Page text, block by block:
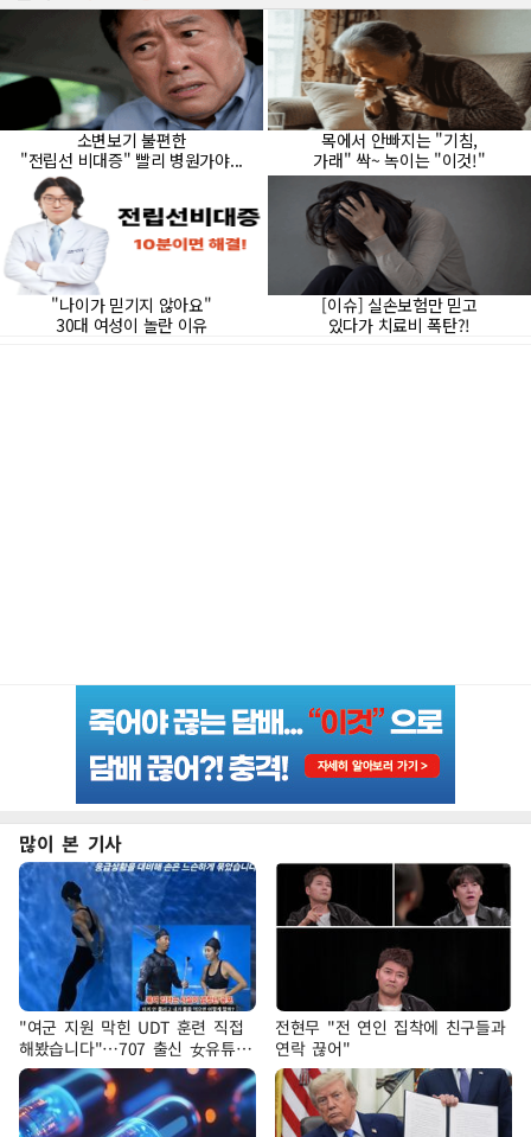
많이 본 기사
"여군 지원 막힌 UDT 훈련 직접
해봤습니다"…707 출신 女유튜버
'완벽 소화'
전현무 "전 연인 집착에 친구들과
연락 끊어"